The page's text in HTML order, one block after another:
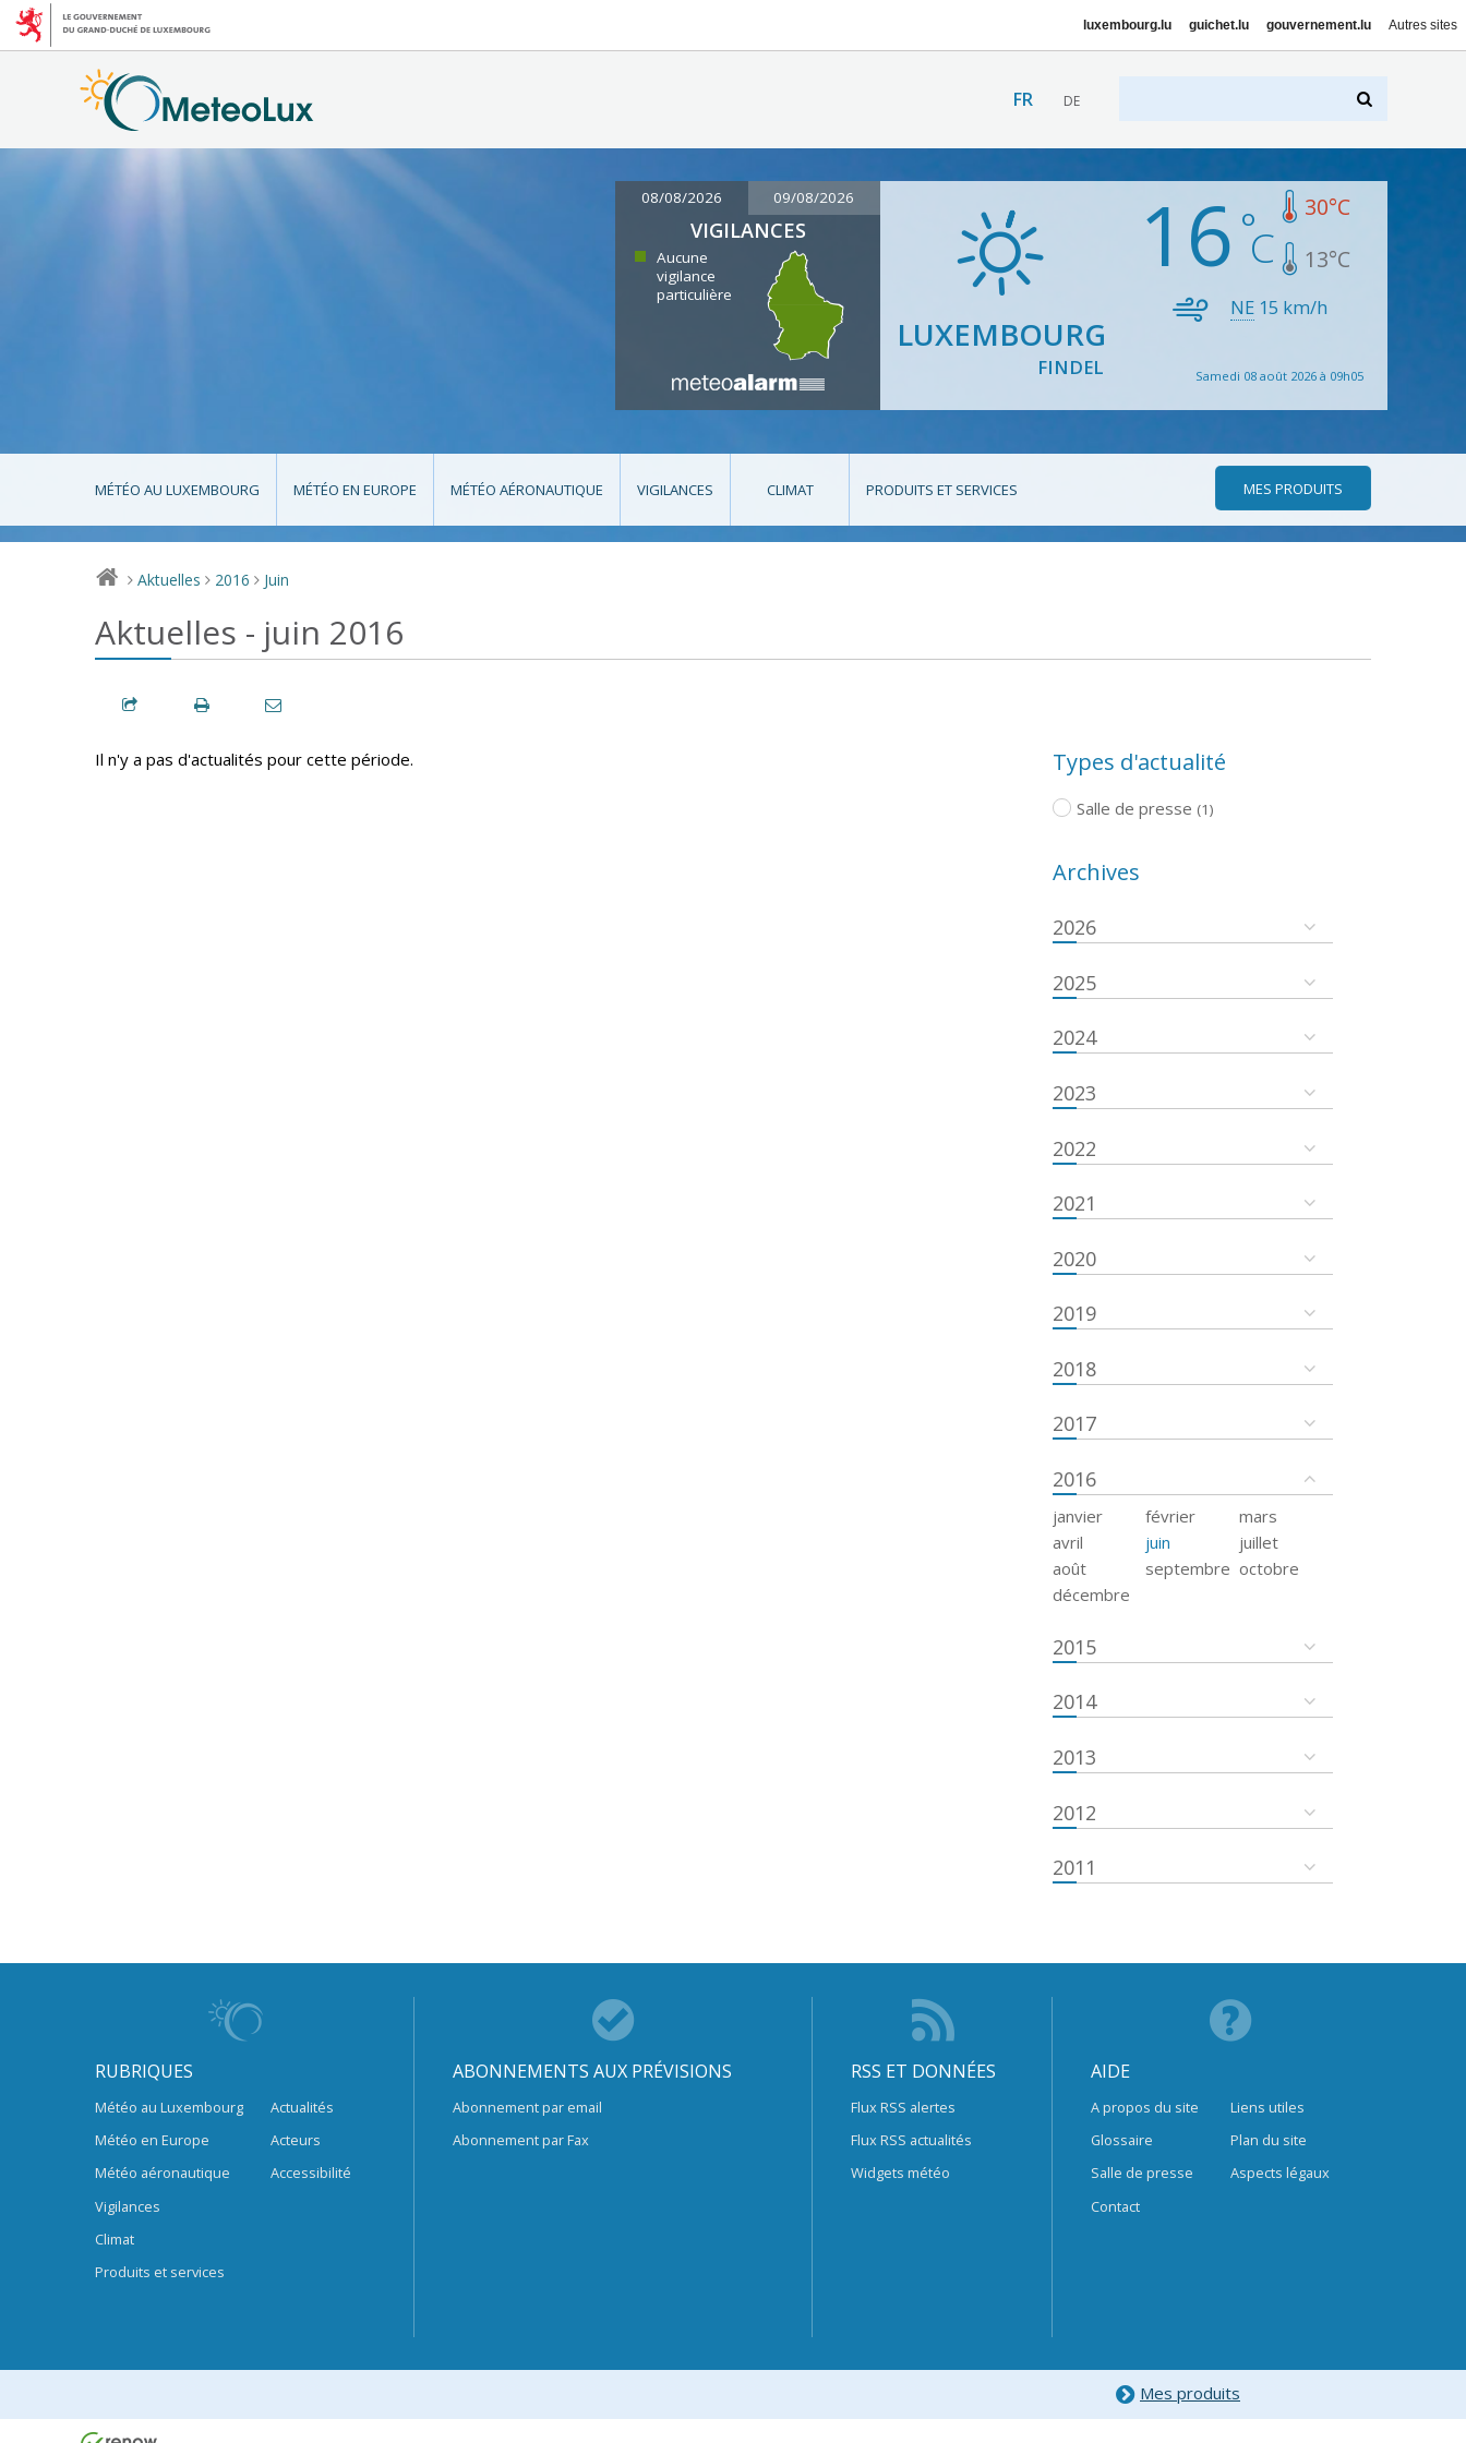
luxembourg.lu guichet.lu gouvernement.lu Autres sites
FR DE
08/08/2026 09/08/2026
VIGILANCES
Aucune
vigilance
particulière
LUXEMBOURG
FINDEL
16 30°C
13°C
NE 15 km/h
Samedi 08 août 2026 à 09h05
MÉTÉO AU LUXEMBOURG MÉTÉO EN EUROPE MÉTÉO AÉRONAUTIQUE VIGILANCES CLIMAT PRODUITS ET SERVICES MES PRODUITS
> Aktuelles > 2016 > Juin
Aktuelles - juin 2016
Il n'y a pas d'actualités pour cette période. Types d'actualité
Salle de presse (1)
Archives
2026
2025
2024
2023
2022
2021
2020
2019
2018
2017
2016
janvier février
mars
avril
juin
juillet
août
septembre octobre
décembre
2015
2014
2013
2012
2011
RUBRIQUES
Météo au Luxembourg
Météo en Europe
Météo aéronautique
Vigilances
Climat
Produits et services
Actualités
Acteurs
Accessibilité
ABONNEMENTS AUX PRÉVISIONS
Abonnement par email
Abonnement par Fax
RSS ET DONNÉES
Flux RSS alertes
Flux RSS actualités
Widgets météo
AIDE
A propos du site
Glossaire
Salle de presse
Contact
Liens utiles
Plan du site
Aspects légaux
Mes produits